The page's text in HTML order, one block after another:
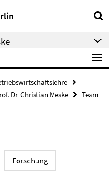
Dr. Christian Meske
Team
Forschung